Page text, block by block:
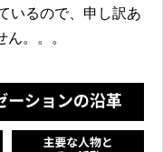
いるので、申し訳あ
。。。